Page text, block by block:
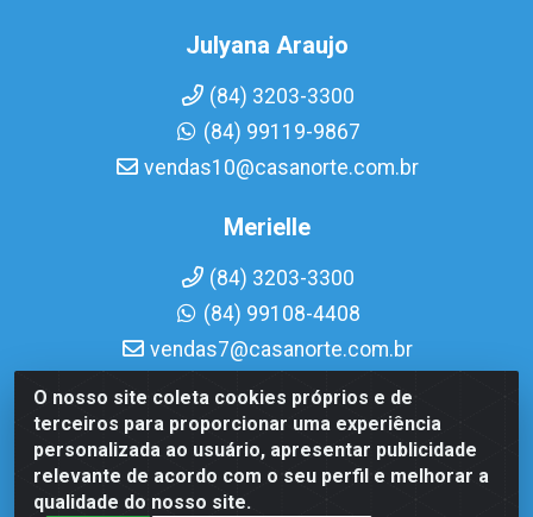
O nosso site coleta cookies próprios e de
terceiros para proporcionar uma experiência
personalizada ao usuário, apresentar publicidade
relevante de acordo com o seu perfil e melhorar a
qualidade do nosso site.
Julyana Araujo
(84) 3203-3300
(84) 99119-9867
vendas10@casanorte.com.br
Merielle
(84) 3203-3300
(84) 99108-4408
vendas7@casanorte.com.br
Casa Norte LTDA - Av. Interventor Mário Câmara, 1815 -
Dix-Sept Rosado, Natal/RN - CEP 59054-600 - CNPJ
08.713.513/0001-51